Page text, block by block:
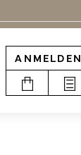
ANMELDEN